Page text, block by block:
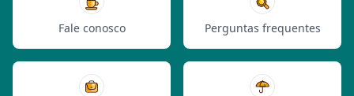
Fale conosco Perguntas frequentes